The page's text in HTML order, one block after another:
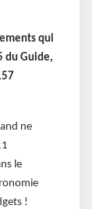
qui
du Guide,
ne
le
!